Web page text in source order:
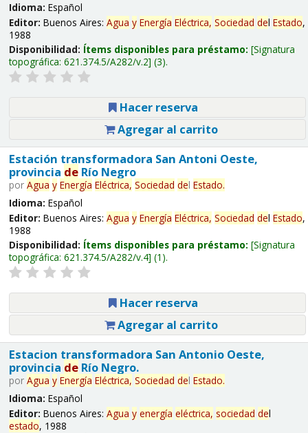
Idioma: Español
Editor: Buenos Aires: Agua y Energía Eléctrica, Sociedad del Estado,
1988
Disponibilidad: Ítems disponibles para préstamo: Signatura
topográfica: 621.374.5/A282/v.2 (3).
Hacer reserva
Agregar al carrito
Estación transformadora San Antoni Oeste,
provincia deRío Negro
por Agua y Energía Eléctrica, Sociedad del Estado.
Idioma: Español
Editor: Buenos Aires: Agua y Energía Eléctrica, Sociedad del Estado,
1988
Disponibilidad: Ítems disponibles para préstamo: Signatura
topográfica: 621.374.5/A282/v.4 (1).
Hacer reserva
Agregar al carrito
Estacion transformadora San Antonio Oeste,
provincia deRío Negro.
por Agua y Energía Eléctrica, Sociedad del Estado.
Idioma: Español
Editor: Buenos Aires: Agua y energía eléctrica, sociedad del
estado, 1988